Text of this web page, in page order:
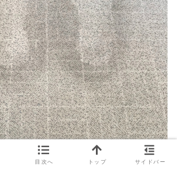
目次へ トップ サイドバー